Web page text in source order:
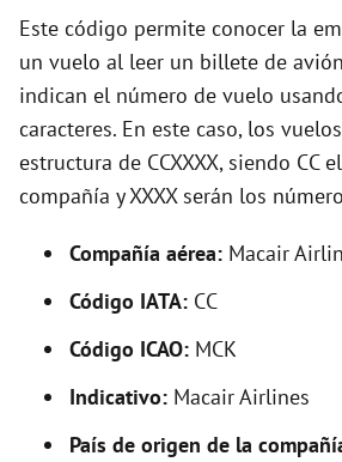
d
e
o
Este código permite conocer la
un vuelo al leer un billete de
indican el número de vuelo
caracteres. En este caso, los
estructura de CCXXXX, siendo CC
compañía y XXXX serán los
Compañía aérea: Macair
Código IATA: CC
Código ICAO: MCK
Indicativo: Macair Airlines
País de origen de la